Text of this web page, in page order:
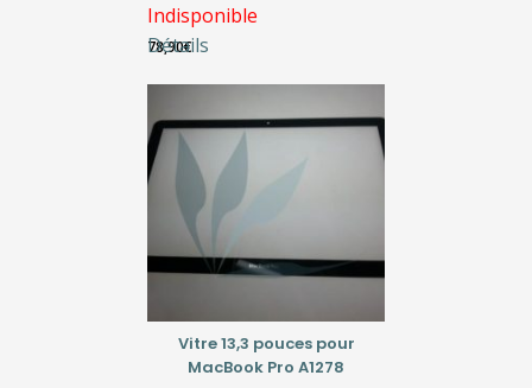
Détails
Indisponible
78,90€
Vitre 13,3 pouces pour
MacBook Pro A1278